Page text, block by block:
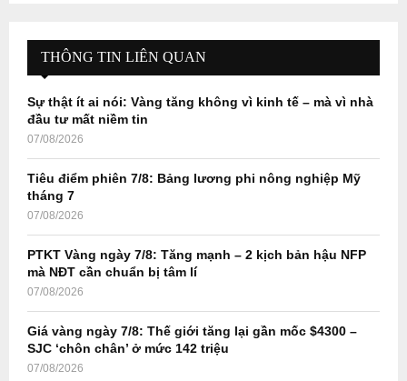
f
r
E
A
H
THÔNG TIN LIÊN QUAN
Sự thật ít ai nói: Vàng tăng không vì kinh tế – mà vì nhà
đầu tư mất niềm tin
07/08/2026
Tiêu điểm phiên 7/8: Bảng lương phi nông nghiệp Mỹ
tháng 7
07/08/2026
PTKT Vàng ngày 7/8: Tăng mạnh – 2 kịch bản hậu NFP
mà NĐT cần chuẩn bị tâm lí
07/08/2026
Giá vàng ngày 7/8: Thế giới tăng lại gần mốc $4300 –
SJC ‘chôn chân’ ở mức 142 triệu
07/08/2026